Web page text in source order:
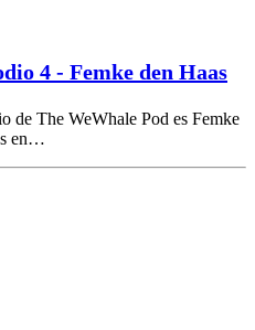
4 - Femke den Haas
de The WeWhale Pod es Femke
en…